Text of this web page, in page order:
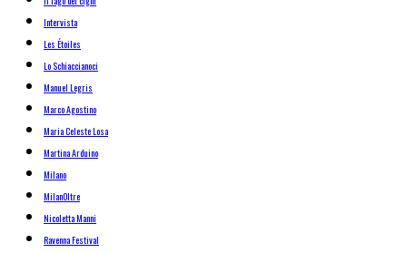
Intervista
Les Étoiles
Lo Schiaccianoci
Manuel Legris
Marco Agostino
Maria Celeste Losa
Martina Arduino
Milano
MilanOltre
Nicoletta Manni
Ravenna Festival